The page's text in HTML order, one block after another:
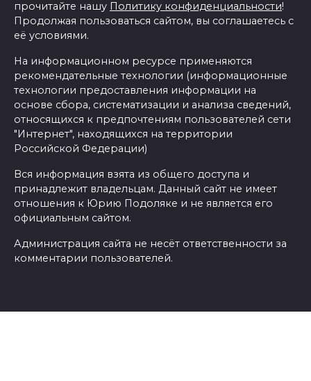
прочитайте нашу Политику конфиденциальности!
Продолжая пользоваться сайтом, вы соглашаетесь с
её условиями.
На информационном ресурсе применяются
рекомендательные технологии (информационные
технологии предоставления информации на
основе сбора, систематизации и анализа сведений,
относящихся к предпочтениям пользователей сети
"Интернет", находящихся на территории
Российской Федерации)
Вся информация взята из общего доступа и
принадлежит владельцам. Данный сайт не имеет
отношения к Юрию Подоляке и не является его
официальным сайтом.
Администрация сайта не несёт ответственности за
комментарии пользователей.